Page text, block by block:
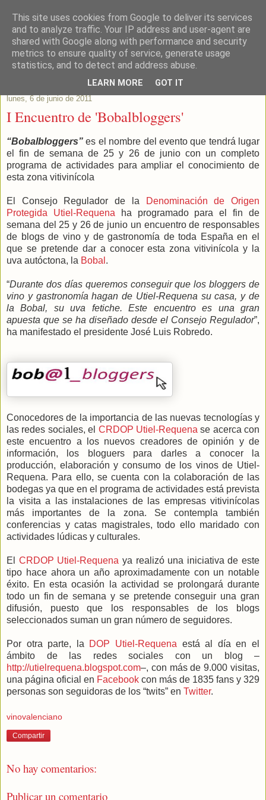
Este Vino Me Gusta
Vinos y más cosas
lunes, 6 de junio de 2011
I Encuentro de 'Bobalbloggers'
“Bobalbloggers” es el nombre del evento que tendrá lugar
el fin de semana de 25 y 26 de junio con un completo
programa de actividades para ampliar el conocimiento de
esta zona vitivinícola
El Consejo Regulador de la
Denominación de Origen
Protegida Utiel-Requena ha programado para el fin de
semana del 25 y 26 de junio un encuentro de responsables
de blogs de vino y de gastronomía de toda España en el
que se pretende dar a conocer esta zona vitivinícola y la
uva autóctona, la Bobal .
“Durante dos días queremos conseguir que los bloggers de
vino y gastronomía hagan de Utiel-Requena su casa, y de
la Bobal, su uva fetiche. Este encuentro es una gran
apuesta que se ha diseñado desde el Consejo Regulador”,
ha manifestado el presidente José Luis Robredo.
Conocedores de la importancia de las nuevas tecnologías y
las redes sociales, el CRDOP Utiel-Requena se acerca con
este encuentro a los nuevos creadores de opinión y de
información, los bloguers para darles a conocer la
producción, elaboración y consumo de los vinos de Utiel-
Requena. Para ello, se cuenta con la colaboración de las
bodegas ya que en el programa de actividades está prevista
la visita a las instalaciones de las empresas vitivinícolas
más importantes de la zona. Se contempla también
conferencias y catas magistrales, todo ello maridado con
actividades lúdicas y culturales.
El CRDOP Utiel-Requena ya realizó una iniciativa de este
tipo hace ahora un año aproximadamente con un notable
éxito. En esta ocasión la actividad se prolongará durante
todo un fin de semana y se pretende conseguir una gran
difusión, puesto que los responsables de los blogs
seleccionados suman un gran número de seguidores.
Por otra parte, la DOP Utiel-Requena está al día en el
ámbito de las redes sociales con un blog –
http://utielrequena.blogspot.com–, con más de 9.000 visitas,
una página oficial en Facebook con más de 1835 fans y 329
personas son seguidoras de los “twits” en Twitter.
vinovalenciano
Compartir
No hay comentarios:
Publicar un comentario
This site uses cookies from Google to deliver its services
and to analyze traffic. Your IP address and user-agent are
shared with Google along with performance and security
metrics to ensure quality of service, generate usage
statistics, and to detect and address abuse.
LEARN MORE GOT IT